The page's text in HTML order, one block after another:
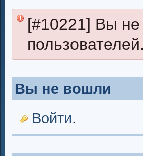
[#10221] Вы не
пользователей.
Вы не вошли
Войти.